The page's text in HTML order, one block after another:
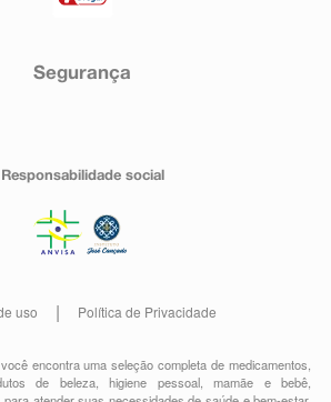
Segurança
Responsabilidade social
uso Política de Privacidade
encontra uma seleção completa demedicamentos
de beleza,higiene pessoal,mamãe e bebê